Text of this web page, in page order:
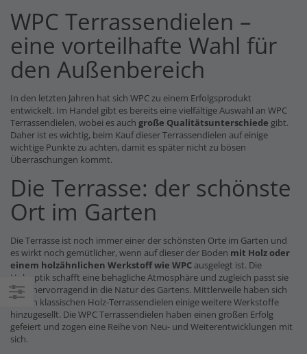
WPC Terrassendielen –
eine vorteilhafte Wahl für
den Außenbereich
In den letzten Jahren hat sich WPC zu einem Erfolgsprodukt
entwickelt. Im Handel gibt es bereits eine vielfältige Auswahl an WPC
Terrassendielen, wobei es auch große Qualitätsunterschiede gibt.
Daher ist es wichtig, beim Kauf dieser Terrassendielen auf einige
wichtige Punkte zu achten, damit es später nicht zu bösen
Überraschungen kommt.
Die Terrasse: der schönste
Ort im Garten
Die Terrasse ist noch immer einer der schönsten Orte im Garten und
es wirkt noch gemütlicher, wenn auf dieser der Boden mit Holz oder
einem holzähnlichen Werkstoff wie WPCausgelegt ist. Die
Holzoptik schafft eine behagliche Atmosphäre und zugleich passt sie
auch hervorragend in die Natur des Gartens. Mittlerweile haben sich
zu den klassischen Holz-Terrassendielen einige weitere Werkstoffe
hinzugesellt. Die WPC Terrassendielen haben einen großen Erfolg
gefeiert und zogen eine Reihe von Neu- und Weiterentwicklungen mit
sich.
Einkaufsoptionen